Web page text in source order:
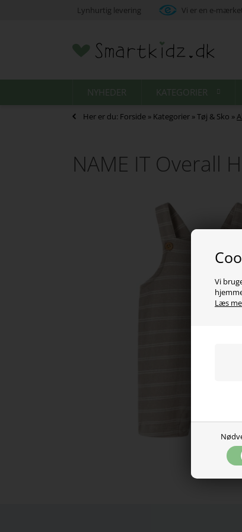
Vi
Læs
Lynhurtig levering Vi er en e-
NYHEDER KATEGORIER
Her er du: Forside » Kategorier »Tøj & Sko »
NAME IT Overall